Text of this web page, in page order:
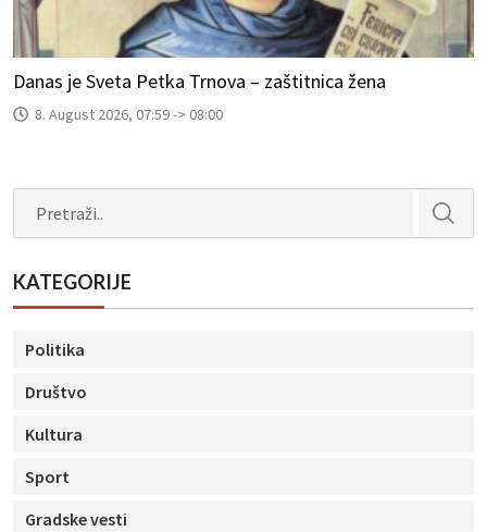
Danas je Sveta Petka Trnova – zaštitnica žena
8. August 2026, 07:59 -> 08:00
KATEGORIJE
Politika
Društvo
Kultura
Sport
Gradske vesti